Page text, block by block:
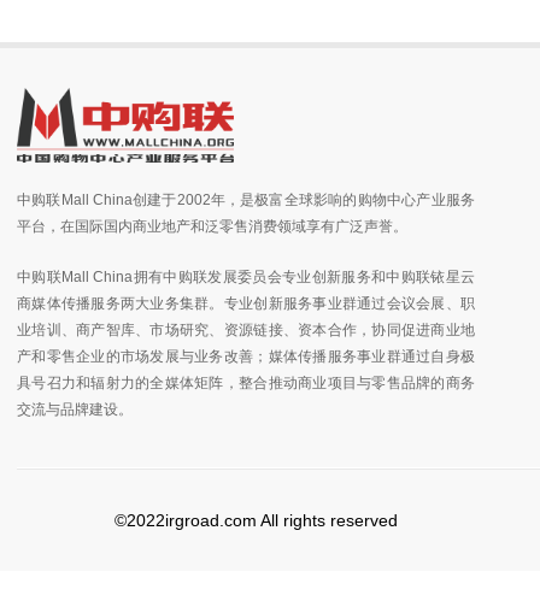
中购联Mall China创建于2002年，是极富全球影响的购物中心产业服务
平台，在国际国内商业地产和泛零售消费领域享有广泛声誉。
中购联Mall China拥有中购联发展委员会专业创新服务和中购联铱星云
商媒体传播服务两大业务集群。专业创新服务事业群通过会议会展、职
业培训、商产智库、市场研究、资源链接、资本合作，协同促进商业地
产和零售企业的市场发展与业务改善；媒体传播服务事业群通过自身极
具号召力和辐射力的全媒体矩阵，整合推动商业项目与零售品牌的商务
交流与品牌建设。
©2022irgroad.com All rights reserved